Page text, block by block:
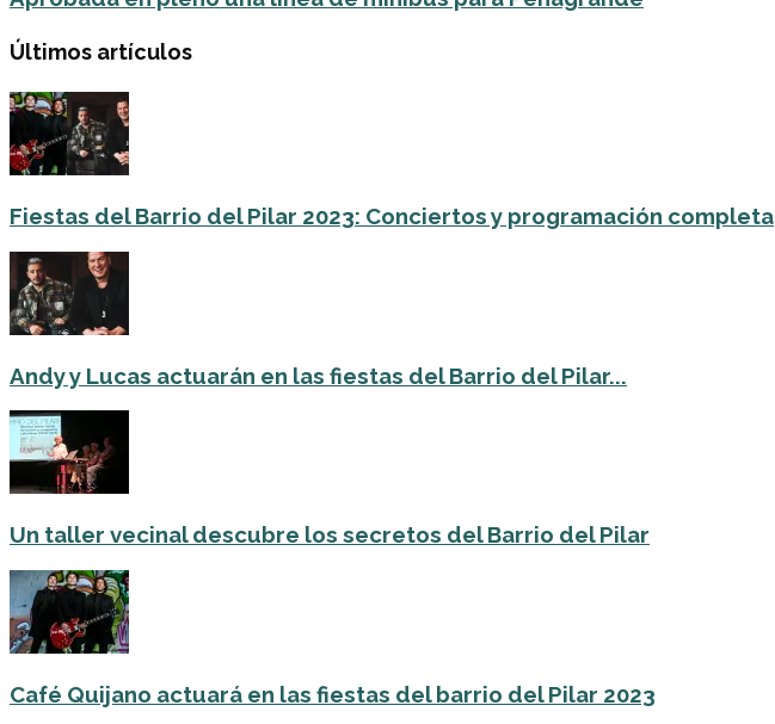
Últimos artículos
Fiestas del Barrio del Pilar 2023: Conciertos y programación completa
Andy y Lucas actuarán en las fiestas del Barrio del Pilar...
Un taller vecinal descubre los secretos del Barrio del Pilar
Café Quijano actuará en las fiestas del barrio del Pilar 2023